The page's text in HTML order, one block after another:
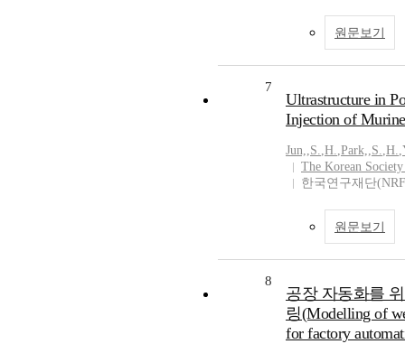
원문보기
7
Ultrastructure in
Injection of
Jun,,S.,H.,Park,,S.,H.,
The Korean
한국연구재단
원문보기
8
공장 자동화를
링(Modelling of
for factory